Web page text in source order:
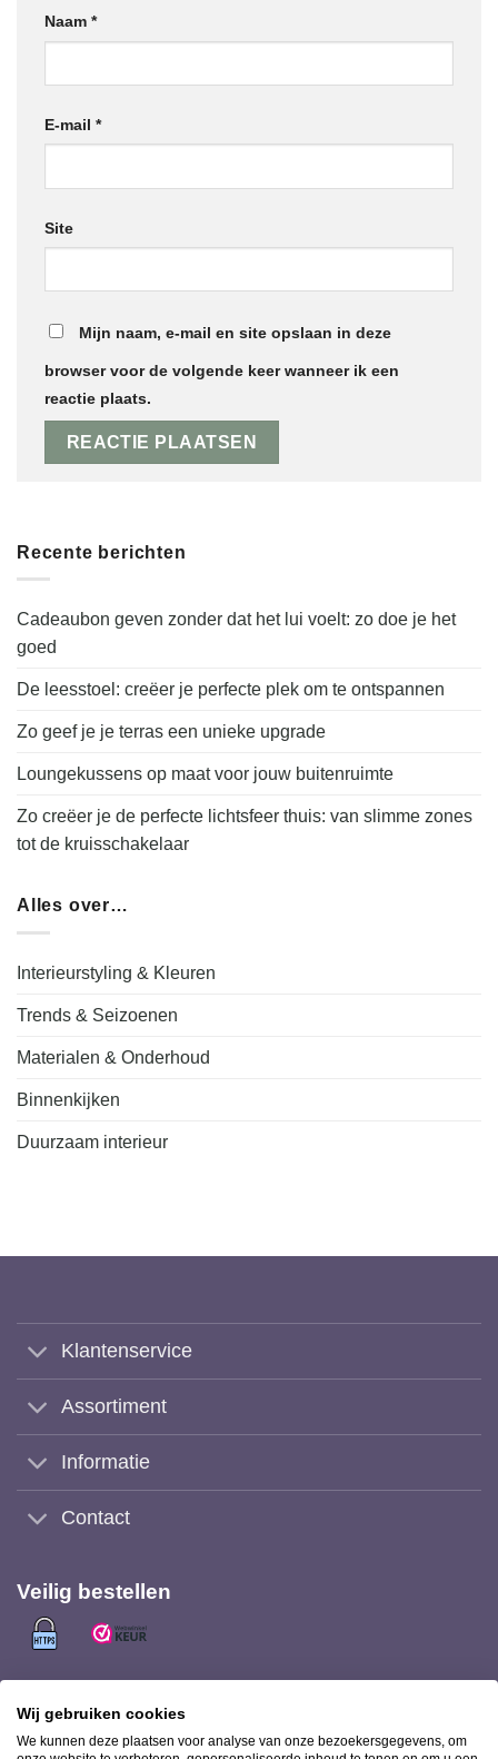
Naam *
E-mail *
Site
Mijn naam, e-mail en site opslaan in deze
browser voor de volgende keer wanneer ik een
reactie plaats.
Recente berichten
Cadeaubon geven zonder dat het lui voelt: zo doe je het
goed
De leesstoel: creëer je perfecte plek om te ontspannen
Zo geef je je terras een unieke upgrade
Loungekussens op maat voor jouw buitenruimte
Zo creëer je de perfecte lichtsfeer thuis: van slimme zones
tot de kruisschakelaar
Alles over…
Interieurstyling & Kleuren
Trends & Seizoenen
Materialen & Onderhoud
Binnenkijken
Duurzaam interieur
Klantenservice
Assortiment
Informatie
Contact
Veilig bestellen
Veilig (achteraf) betalen met
Wij gebruiken cookies
We kunnen deze plaatsen voor analyse van onze bezoekersgegevens, om